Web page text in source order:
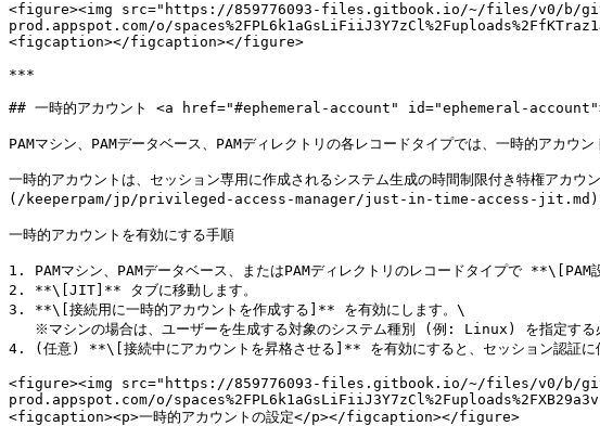
<figure><img src="https://859776093-files.gitbook.io/~/files/v0/b/
prod.appspot.com/o/
<figcaption></figcaption></figure>
***
## 一時的アカウント <a href="#ephemeral-account" id="ephemeral-
PAMマシン、PAMデータベース、PAMディレクトリの各レコードタイプでは、一時的アカウ
一時的アカウントは、セッション専用に作成されるシステム生成の時間制限付き特権アカ
(/keeperpam/jp/privileged-access-manager/just-in-time-access-jit.md)で
一時的アカウントを有効にする手順
1. PAMマシン、PAMデータベース、またはPAMディレクトリのレコードタイプで
2. **\[JIT]** タブに移動します。
3. **\[接続用に一時的アカウントを作成する]** を有効にします。\
4. (任意) **\[接続中にアカウントを昇格させる]** を有効にすると、セッション認証に使
<figure><img src="https://859776093-files.gitbook.io/~/files/v0/b/
prod.appspot.com/o/
<figcaption><p>一時的アカウントの設定</p></figcaption></figure>